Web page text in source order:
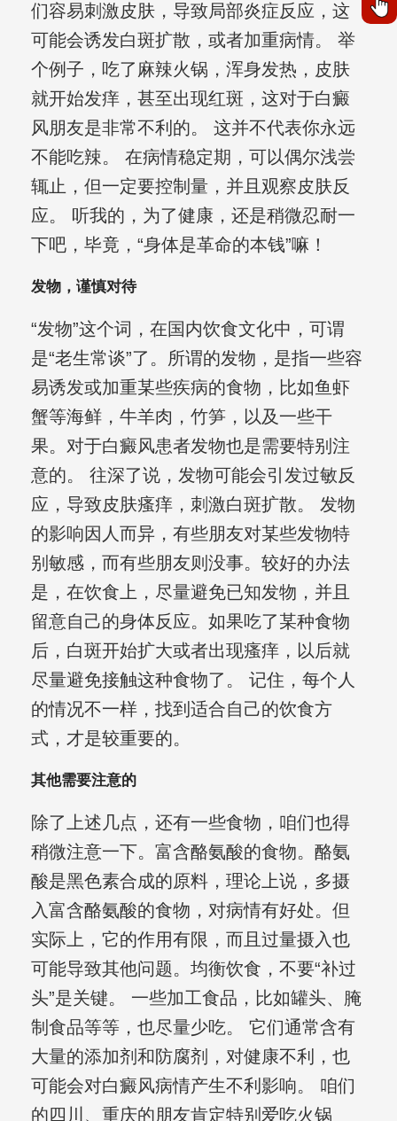
们容易刺激皮肤，导致局部炎症反应，这
可能会诱发白斑扩散，或者加重病情。 举
个例子，吃了麻辣火锅，浑身发热，皮肤
就开始发痒，甚至出现红斑，这对于白癜
风朋友是非常不利的。 这并不代表你永远
不能吃辣。 在病情稳定期，可以偶尔浅尝
辄止，但一定要控制量，并且观察皮肤反
应。 听我的，为了健康，还是稍微忍耐一
下吧，毕竟，“身体是革命的本钱”嘛！
发物，谨慎对待
“发物”这个词，在国内饮食文化中，可谓
是“老生常谈”了。所谓的发物，是指一些容
易诱发或加重某些疾病的食物，比如鱼虾
蟹等海鲜，牛羊肉，竹笋，以及一些干
果。对于白癜风患者发物也是需要特别注
意的。 往深了说，发物可能会引发过敏反
应，导致皮肤瘙痒，刺激白斑扩散。 发物
的影响因人而异，有些朋友对某些发物特
别敏感，而有些朋友则没事。较好的办法
是，在饮食上，尽量避免已知发物，并且
留意自己的身体反应。如果吃了某种食物
后，白斑开始扩大或者出现瘙痒，以后就
尽量避免接触这种食物了。 记住，每个人
的情况不一样，找到适合自己的饮食方
式，才是较重要的。
其他需要注意的
除了上述几点，还有一些食物，咱们也得
稍微注意一下。富含酪氨酸的食物。酪氨
酸是黑色素合成的原料，理论上说，多摄
入富含酪氨酸的食物，对病情有好处。但
实际上，它的作用有限，而且过量摄入也
可能导致其他问题。均衡饮食，不要“补过
头”是关键。 一些加工食品，比如罐头、腌
制食品等等，也尽量少吃。 它们通常含有
大量的添加剂和防腐剂，对健康不利，也
可能会对白癜风病情产生不利影响。 咱们
的四川、重庆的朋友肯定特别爱吃火锅